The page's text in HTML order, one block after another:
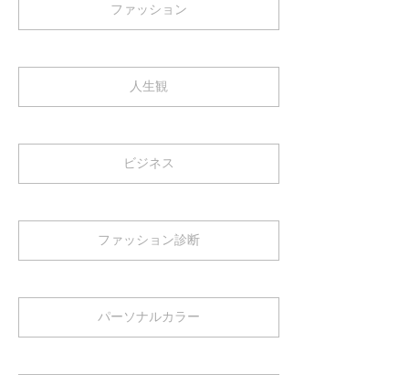
ファッション
人生観
ビジネス
ファッション診断
パーソナルカラー